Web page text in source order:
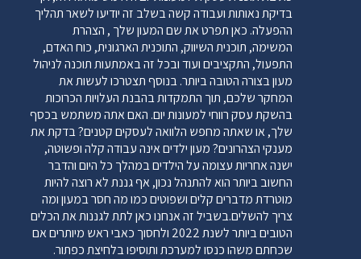
בדיקת נאותות ועבודה קשה בשלב זה יודיעו לשאר תהליך
ההפעלה. כאן תפרט את שם המעון שלך , הצהרת
המשימה, תוכנית השיווק, התוכנית הארגונית, כוח האדם,
התפעול, התקציבים ועוד ובכל זה באמתעות תוכנה לניהול
מעון בצורה הטובה ביותר. בנוסף תצטרכו לעשות את
המחקר שלכם, תוך התמקדות בהבנת העלויות הכרוכות
בהשקת עסק רווחי למעונות יום. האם אתה משתמש בכסף
שלך, או שאתה מחפש הלוואה לעסקים קטנים? בדקת את
מענקי הצהרונים? מעון ילדים אינה עבודה קלה ופשוטה,
ישנה אחריות עצומה על הילדים במהלך כל היום והדבר
החשוב ביותר הוא להתנהל נכון, אף גננת לא רוצה להיות
מוטרדת מדברים קלים ושפוטים כמו מה חסר במעון ומה
צריך להשלים.בשביל זה אנחנו כאן לתת לגננות את הכלים
הטובים ביותר לשנת 2022 ולחסוך כאבי ראש מיותרים אם
שכחתם משהו כנסו למערכת ותוסיפו בלחיצת כפתור.